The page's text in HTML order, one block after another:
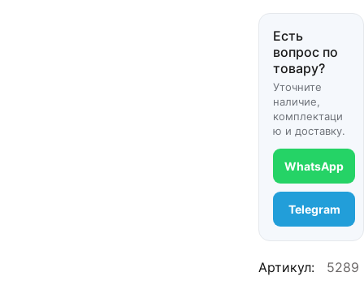
Есть
вопрос по
товару?
Уточните
наличие,
комплектаци
ю и доставку.
WhatsApp
Telegram
Артикул: 5289